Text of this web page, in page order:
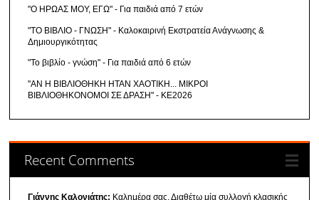
"Ο ΗΡΩΑΣ ΜΟΥ, ΕΓΩ" - Για παιδιά από 7 ετών
"ΤΟ ΒΙΒΛΙΟ - ΓΝΩΣΗ" - Καλοκαιρινή Εκστρατεία Ανάγνωσης &
Δημιουργικότητας
"Το βιβλίο - γνώση" - Για παιδιά από 6 ετών
"ΑΝ Η ΒΙΒΛΙΟΘΗΚΗ ΗΤΑΝ ΧΑΟΤΙΚΗ... ΜΙΚΡΟΙ
ΒΙΒΛΙΟΘΗΚΟΝΟΜΟΙ ΣΕ ΔΡΑΣΗ" - ΚΕ2026
Recent Comments
Γιάννης Καλονιάτης: Καλημέρα σας. Διαθέτω μία συλλογή κλασικής